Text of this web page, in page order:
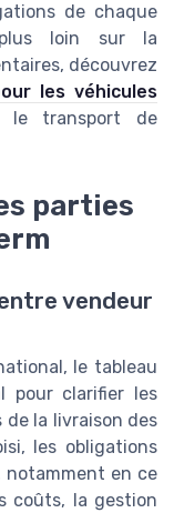
de chaque
loin sur la
découvrez
les véhicules
le transport de
parties
vendeur
le tableau
pour clarifier les
la livraison des
les obligations
notamment en ce
coûts, la gestion